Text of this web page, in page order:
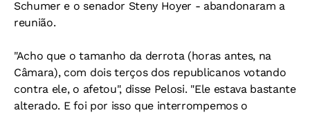
Schumer e o senador Steny Hoyer - abandonaram a
reunião.
"Acho que o tamanho da derrota (horas antes, na
Câmara), com dois terços dos republicanos votando
contra ele, o afetou", disse Pelosi. "Ele estava bastante
alterado. E foi por isso que interrompemos o